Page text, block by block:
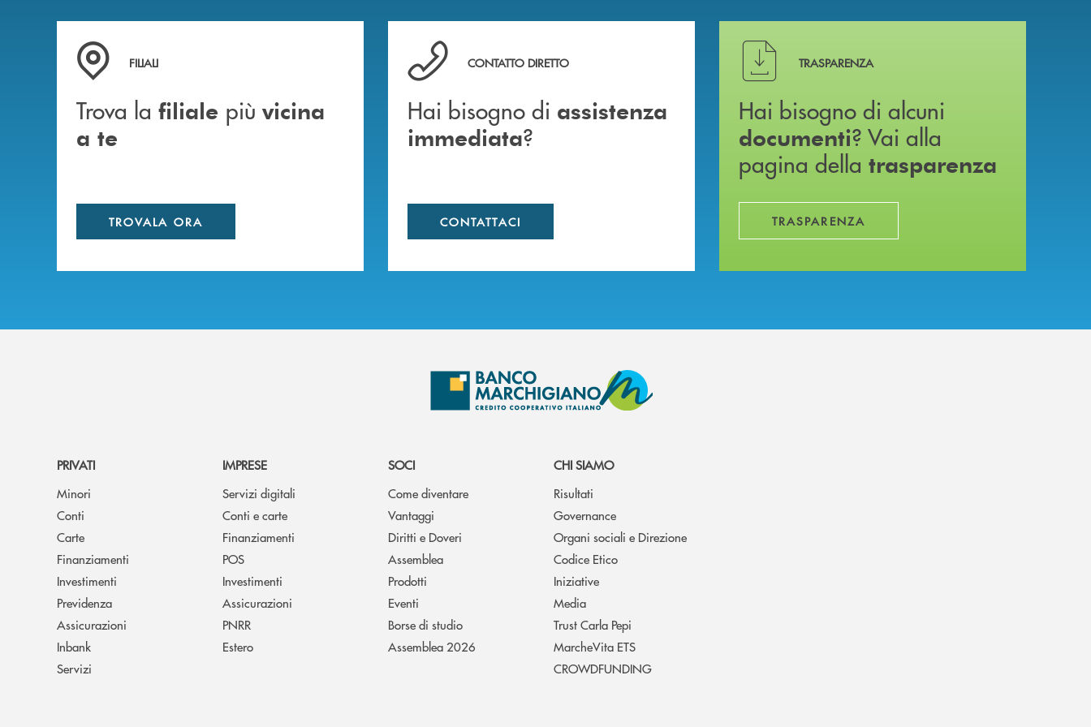
Trova la filiale più vicina a te
FILIALI
Trova la filiale più vicina
a te
TROVALA ORA
Hai bisogno di assistenza immediata ?
CONTATTO DIRETTO
Hai bisogno di assistenza
immediata?
CONTATTACI
Hai bisogno di alcuni documenti ? Vai alla pagina della
TRASPARENZA
Hai bisogno di alcuni
documenti? Vai alla
pagina della trasparenza
TRASPARENZA
PRIVATI
Minori
Conti
Carte
Finanziamenti
Investimenti
Previdenza
Assicurazioni
Inbank
Servizi
IMPRESE
Servizi digitali
Conti e carte
Finanziamenti
POS
Investimenti
Assicurazioni
PNRR
Estero
SOCI
Come diventare
Vantaggi
Diritti e Doveri
Assemblea
Prodotti
Eventi
Borse di studio
Assemblea 2026
CHI SIAMO
Risultati
Governance
Organi sociali e Direzione
Codice Etico
Iniziative
Media
Trust Carla Pepi
MarcheVita ETS
CROWDFUNDING